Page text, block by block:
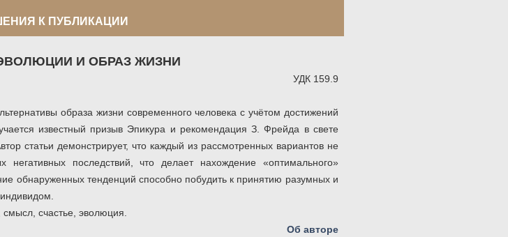
К ПУБЛИКАЦИИ
И ОБРАЗ ЖИЗНИ
УДК 159.9
образа жизни современного человека с учётом достижений
известный призыв Эпикура и рекомендация З. Фрейда в свете
статьи демонстрирует, что каждый из рассмотренных вариантов не
последствий, что делает нахождение «оптимального»
обнаруженных тенденций способно побудить к принятию разумных и
смысл, счастье, эволюция.
Об авторе